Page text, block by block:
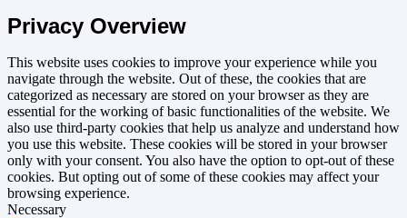
Privacy Overview
This website uses cookies to improve your experience while you
navigate through the website. Out of these, the cookies that are
categorized as necessary are stored on your browser as they are
essential for the working of basic functionalities of the website. We
also use third-party cookies that help us analyze and understand how
you use this website. These cookies will be stored in your browser
only with your consent. You also have the option to opt-out of these
cookies. But opting out of some of these cookies may affect your
browsing experience.
Necessary